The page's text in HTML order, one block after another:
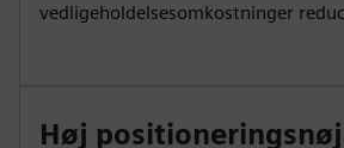
vedligeholdelsesomkostninger
Høj